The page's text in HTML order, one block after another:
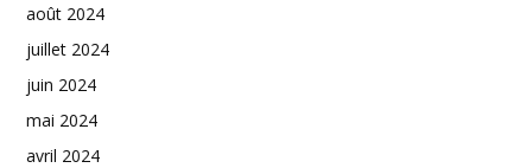
août 2024
juillet 2024
juin 2024
mai 2024
avril 2024